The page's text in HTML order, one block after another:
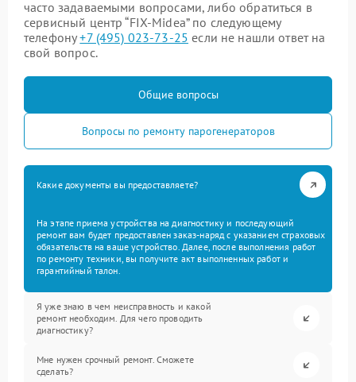
часто задаваемыми вопросами, либо обратиться в
сервисный центр “FIX-Midea” по следующему
телефону+7 (495) 023-73-25 если не нашли ответ на
свой вопрос.
Общие вопросы
Вопросы по ремонту парогенераторов
Какие документы вы предоставляете?
На этапе приема устройства на диагностику и последующий
ремонт вам будет предоставлен заказ-наряд с указанием страховых
обязательств на ваше устройство. Далее, после выполнения работ
по ремонту техники, вы получите акт выполненных работ и
гарантийный талон.
Я уже знаю в чем неисправность и какой
ремонт необходим. Для чего проводить
диагностику?
Мне нужен срочный ремонт. Сможете
сделать?